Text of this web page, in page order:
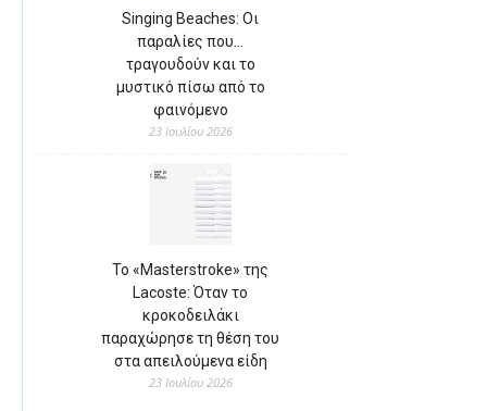
Singing Beaches: Οι
παραλίες που…
τραγουδούν και το
μυστικό πίσω από το
φαινόμενο
23 Ιουλίου 2026
Το «Masterstroke» της
Lacoste: Όταν το
κροκοδειλάκι
παραχώρησε τη θέση του
στα απειλούμενα είδη
23 Ιουλίου 2026